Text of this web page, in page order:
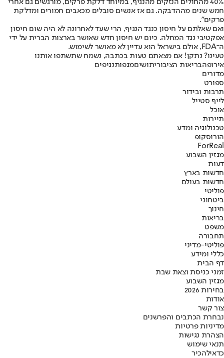
40% מהחולים הנזקים מהנגיף, במיוחד דלקת פרקים, מורגשים גם אחרי
חמש שנים מההדבקה. גם אז אנשים סובלים מכאבים חמורים ומדלקת
פרקים".
ואם שאלתם על חיסון כנגד הנגיף, הרי שעד לאחרונה לא היה שום חיסון
אפקטיבי נגד המחלה. כיום יש חיסון חדש שאושר בארצות הברית על ידי
ה־FDA, אולם בישראל הוא עדיין לא מאושר לשימוש.
טעינו? נתקן! אם מצאתם טעות בכתבה, נשמח שתשתפו אותנו
אירופהבריאות הציבוריתושיםמגפותנגיפים
מדורים
ספורט
תרבות ובידור
לייף סטייל
אוכל
תיירות
טכנולוגיה ומדע
הורוסקופ
ForReal
מגזין השבוע
דעות
חדשות בארץ
חדשות בעולם
פוליטי
ביטחוני
חינוך
בריאות
משפט
תחבורה
פוליטי-מדיני
כללי ומידע
דף הבית
זמני כניסת וצאת שבת
מגזין השבוע
בחירות 2026
אודות
צור קשר
נבחרת הכתבים והפרשנים
מדיניות פרטיות
הצהרת נגישות
תנאי שימוש
כדאילהכיר